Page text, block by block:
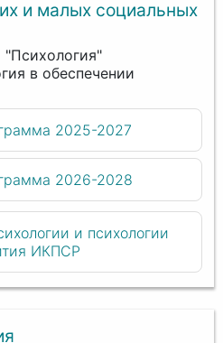
и малых социальных
"Психология"
в обеспечении
2025-2027
2026-2028
и психологии
ИКПСР